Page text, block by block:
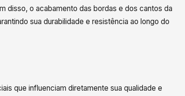
disso, o acabamento das bordas e dos cantos da
sua durabilidade e resistência ao longo do
que influenciam diretamente sua qualidade e